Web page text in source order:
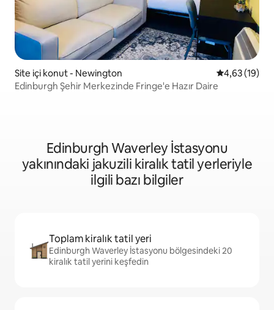
Site içi konut - Newington 5 üzerinden
4,63 (19)
Edinburgh Şehir Merkezinde Fringe'e Hazır Daire
Edinburgh Waverley İstasyonu
yakınındaki jakuzili kiralık tatil yerleriyle
ilgili bazı bilgiler
Toplam kiralık tatil yeri
Edinburgh Waverley İstasyonu bölgesindeki 20
kiralık tatil yerini keşfedin